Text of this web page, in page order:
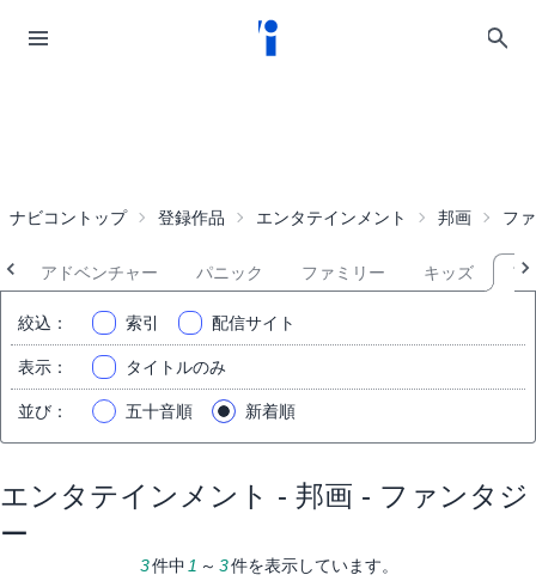
ナビコントップ 登録作品 エンタテインメント 邦画 フ
アドベンチャー パニック ファミリー キッズ フ
絞込 ： 索引 配信サイト
表示 ： タイトルのみ
並び ： 五十音順 新着順
エンタテインメント - 邦画 - ファンタジ
ー
3件中 1 ～ 3件を表示しています。